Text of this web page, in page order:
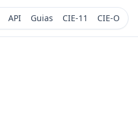
API Guias CIE-11 CIE-O